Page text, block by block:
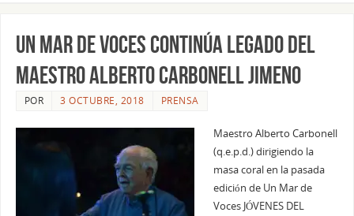
UN MAR DE VOCES CONTINÚA LEGADO DEL
MAESTRO ALBERTO CARBONELL JIMENO
POR 3 OCTUBRE, 2018 PRENSA
Maestro Alberto Carbonell
(q.e.p.d.) dirigiendo la
masa coral en la pasada
edición de Un Mar de
Voces JÓVENES DEL